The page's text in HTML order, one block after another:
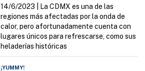
14/6/2023 |
La CDMX es una de las
regiones más afectadas por la onda de
calor, pero afortunadamente cuenta con
lugares únicos para refrescarse, como sus
heladerías históricas
¡YUMMY!